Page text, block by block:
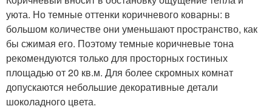
уюта. Но темные оттенки коричневого коварны: в
большом количестве они уменьшают пространство, как
бы сжимая его. Поэтому темные коричневые тона
рекомендуются только для просторных гостиных
площадью от 20 кв.м. Для более скромных комнат
допускаются небольшие декоративные детали
шоколадного цвета.